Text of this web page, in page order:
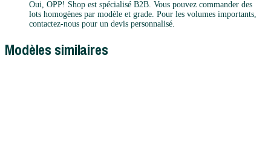
Oui, OPP! Shop est spécialisé B2B. Vous pouvez commander des
lots homogènes par modèle et grade. Pour les volumes importants,
contactez-nous pour un devis personnalisé.
Modèles similaires